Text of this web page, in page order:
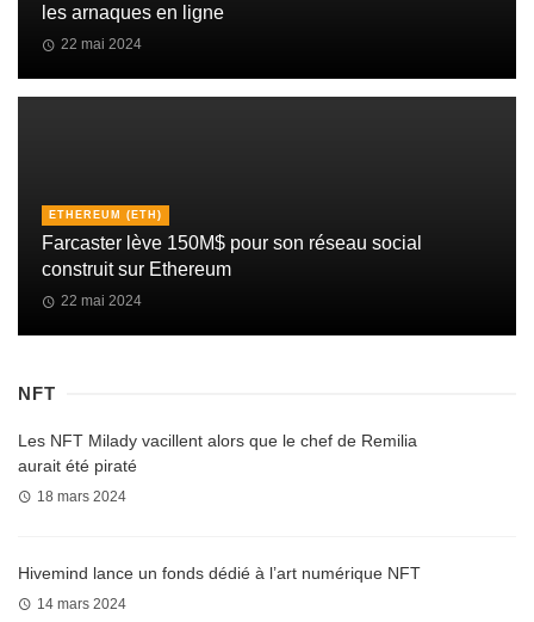
les arnaques en ligne
22 mai 2024
ETHEREUM (ETH)
Farcaster lève 150M$ pour son réseau social
construit sur Ethereum
22 mai 2024
NFT
Les NFT Milady vacillent alors que le chef de Remilia
aurait été piraté
18 mars 2024
Hivemind lance un fonds dédié à l’art numérique NFT
14 mars 2024